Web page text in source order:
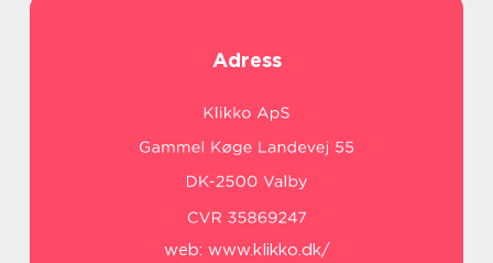
Adress
web: www.klikko.dk/